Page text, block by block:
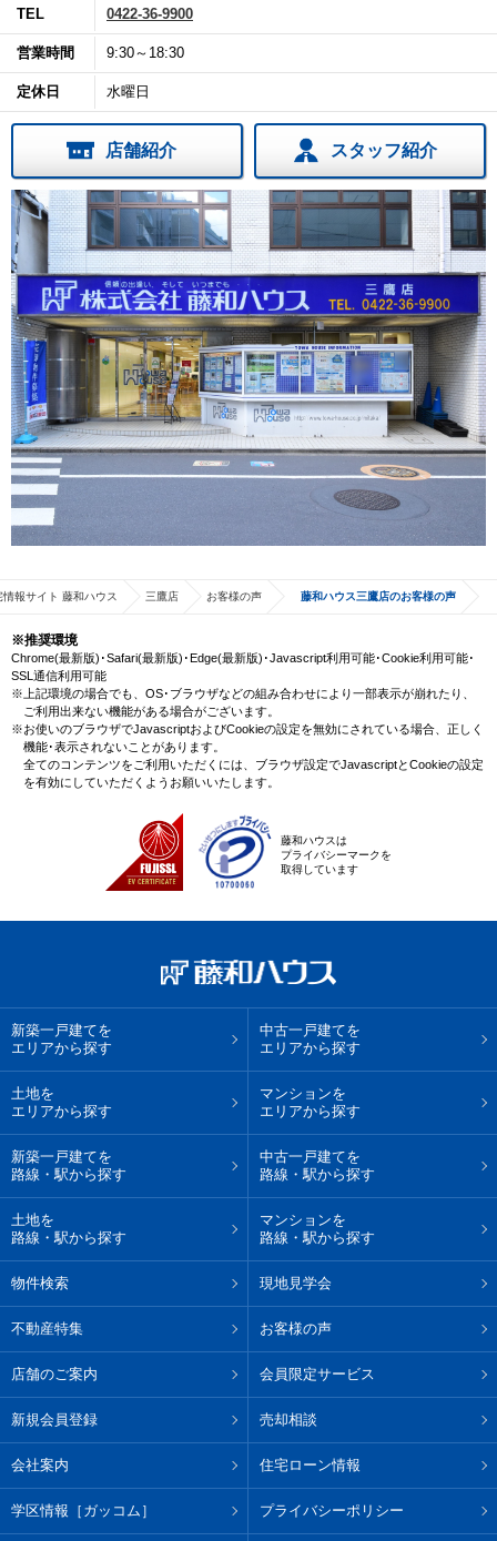
TEL 0422-36-9900
営業時間 9:30～18:30
定休日 水曜日
店舗紹介 スタッフ紹介
報サイト 藤和ハウス 三鷹店 お客様の声 藤和ハウス三鷹店のお客様の声
※推奨環境
Chrome(最新版)･Safari(最新版)･Edge(最新版)･Javascript利用可能･Cookie利用可能･
SSL通信利用可能
※上記環境の場合でも、OS･ブラウザなどの組み合わせにより一部表示が崩れたり、
ご利用出来ない機能がある場合がございます。
※お使いのブラウザでJavascriptおよびCookieの設定を無効にされている場合、正しく
機能･表示されないことがあります。
全てのコンテンツをご利用いただくには、ブラウザ設定でJavascriptとCookieの設定
を有効にしていただくようお願いいたします。
藤和ハウスは
プライバシーマークを
取得しています
新築一戸建てを
エリアから探す
中古一戸建てを
エリアから探す
土地を
エリアから探す
マンションを
エリアから探す
新築一戸建てを
路線・駅から探す
中古一戸建てを
路線・駅から探す
土地を
路線・駅から探す
マンションを
路線・駅から探す
物件検索 現地見学会
不動産特集 お客様の声
店舗のご案内 会員限定サービス
新規会員登録 売却相談
会社案内 住宅ローン情報
学区情報［ガッコム］ プライバシーポリシー